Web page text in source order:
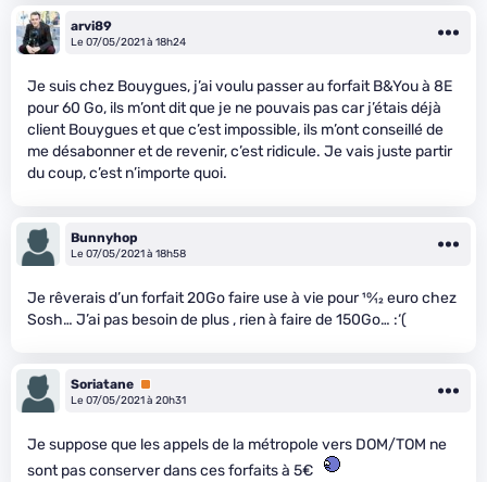
arvi89
Le 07/05/2021 à 18h24
Je suis chez Bouygues, j’ai voulu passer au forfait B&You à 8E
pour 60 Go, ils m’ont dit que je ne pouvais pas car j’étais déjà
client Bouygues et que c’est impossible, ils m’ont conseillé de
me désabonner et de revenir, c’est ridicule. Je vais juste partir
du coup, c’est n’importe quoi.
Bunnyhop
Le 07/05/2021 à 18h58
Je rêverais d’un forfait 20Go faire use à vie pour10⁄12euro chez
Sosh… J’ai pas besoin de plus , rien à faire de 150Go… :‘(
Soriatane Premium
Le 07/05/2021 à 20h31
Je suppose que les appels de la métropole vers DOM/TOM ne
sont pas conserver dans ces forfaits à 5€